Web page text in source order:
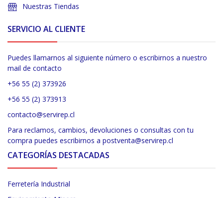
Nuestras Tiendas
SERVICIO AL CLIENTE
Puedes llamarnos al siguiente número o escribirnos a nuestro
mail de contacto
+56 55 (2) 373926
+56 55 (2) 373913
contacto@servirep.cl
Para reclamos, cambios, devoluciones o consultas con tu
compra puedes escribirnos a postventa@servirep.cl
CATEGORÍAS DESTACADAS
Ferretería Industrial